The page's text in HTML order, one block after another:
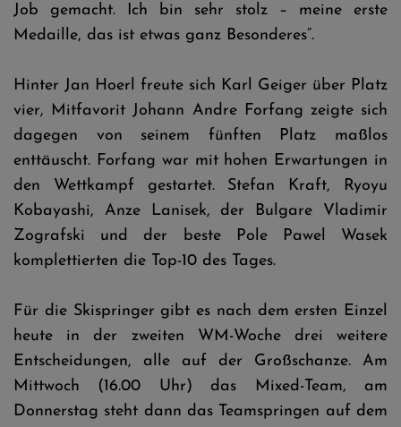
Job gemacht. Ich bin sehr stolz – meine erste
Medaille, das ist etwas ganz Besonderes“.
Hinter Jan Hoerl freute sich Karl Geiger über Platz
vier, Mitfavorit Johann Andre Forfang zeigte sich
dagegen von seinem fünften Platz maßlos
enttäuscht. Forfang war mit hohen Erwartungen in
den Wettkampf gestartet. Stefan Kraft, Ryoyu
Kobayashi, Anze Lanisek, der Bulgare Vladimir
Zografski und der beste Pole Pawel Wasek
komplettierten die Top-10 des Tages.
Für die Skispringer gibt es nach dem ersten Einzel
heute in der zweiten WM-Woche drei weitere
Entscheidungen, alle auf der Großschanze. Am
Mittwoch (16.00 Uhr) das Mixed-Team, am
Donnerstag steht dann das Teamspringen auf dem